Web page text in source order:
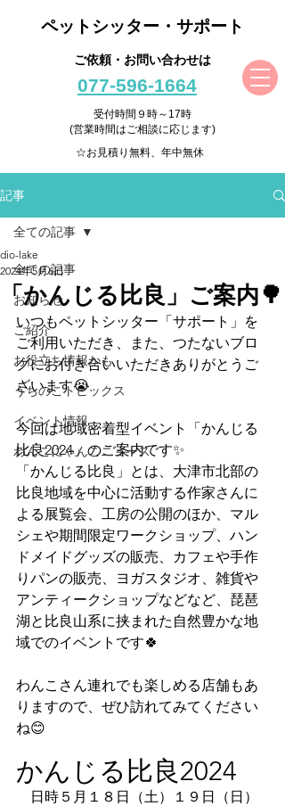
ペットシッター・サポート
ご依頼・お問い合わせは
077-596-1664
受付時間９時～17時
(営業時間はご相談に応じます)
☆お見積り無料、年中無休
記事
全ての記事
お知らせ
ご紹介
お役立ち情報かも
うちのこトピックス
イベント情報
わんこにゃんこニュース
全ての記事
「かんじる比良」ご案内🌳
dio-lake
2024年5月6日
いつもペットシッター「サポート」を
ご利用いただき、また、つたないブロ
グにお付き合いいただきありがとうご
ざいます😭
今回は地域密着型イベント「かんじる
比良2024」のご案内です✨
「かんじる比良」とは、大津市北部の
比良地域を中心に活動する作家さんに
よる展覧会、工房の公開のほか、マル
シェや期間限定ワークショップ、ハン
ドメイドグッズの販売、カフェや手作
りパンの販売、ヨガスタジオ、雑貨や
アンティークショップなどなど、琵琶
湖と比良山系に挟まれた自然豊かな地
域でのイベントです🍀
わんこさん連れでも楽しめる店舗もあ
りますので、ぜひ訪れてみてください
ね😊
かんじる比良2024
日時５月１８日（土）１９日（日）